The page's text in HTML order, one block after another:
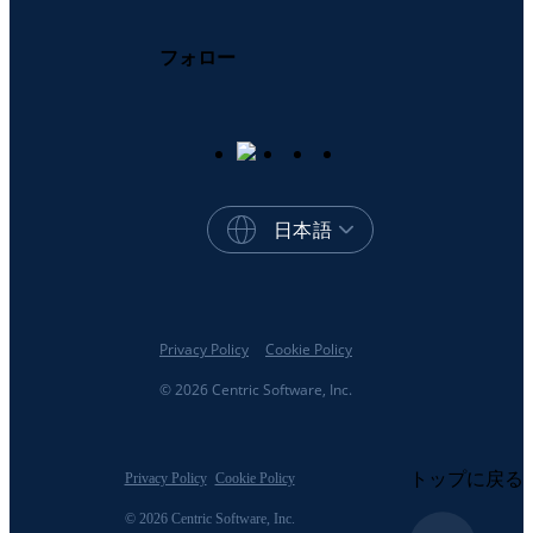
フォロー
日本語
© 2026 Centric Software, Inc.
Privacy Policy Cookie Policy
© 2026 Centric Software, Inc.
Privacy Policy Cookie Policy トップに戻る